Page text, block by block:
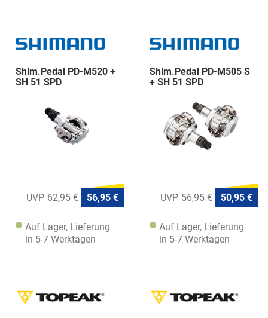
Shim.Pedal PD-M520 +
SH 51 SPD
62,95 € 56,95 €
Auf Lager, Lieferung
in 5-7 Werktagen
Shim.Pedal PD-M505 S
+ SH 51 SPD
56,95 € 50,95 €
Auf Lager, Lieferung
in 5-7 Werktagen